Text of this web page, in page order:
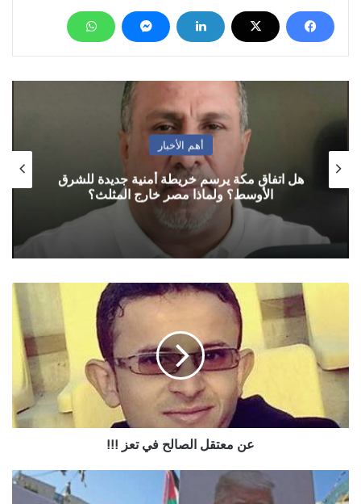
أهم الأخبار
هل اتفاق مكة يرسم خريطة أمنية جديدة للشرق
الأوسط؟ ولماذا مصر خارج المثلث؟
تعز
!!!
عن معتقل الصالح في تعز !!!
قناة
إسرائيلية: